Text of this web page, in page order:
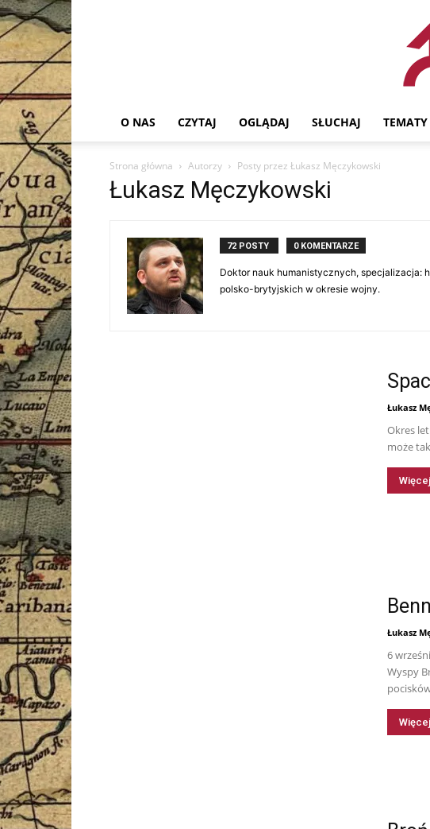
O NAS CZYTAJ OGLĄDAJ SŁUCHAJ TEMATY
Strona główna Autorzy Posty przez Łukasz Męczykowski
Łukasz Męczykowski
72 POSTY 0 KOMENTARZE
Doktor nauk humanistycznych, specjalizacja:
polsko-brytyjskich w okresie wojny.
Łukasz
Okres
może
Więcej
Łukasz
6
Wyspy
Więcej